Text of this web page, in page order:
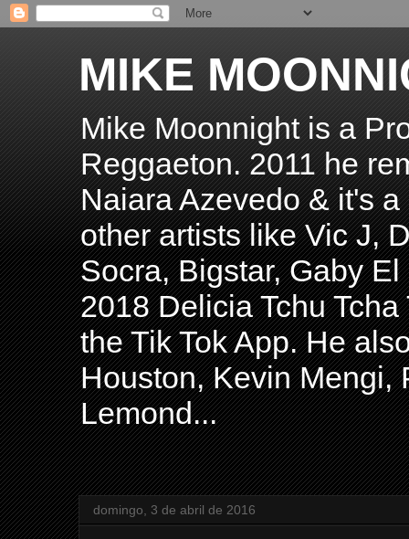
MIKE
Mike Moonnight is a
Reggaeton. 2011 he
Naiara Azevedo & it's
other artists like Vic J,
Socra, Bigstar, Gaby
2018 Delicia Tchu
the Tik Tok App. He
Houston, Kevin Mengi,
Lemond...
domingo, 3 de abril de 2016